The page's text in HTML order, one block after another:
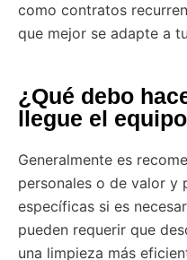
como contratos
que mejor se adapte a
¿Qué debo
llegue el
Generalmente es
personales o de valor y
específicas si es
pueden requerir que
una limpieza más